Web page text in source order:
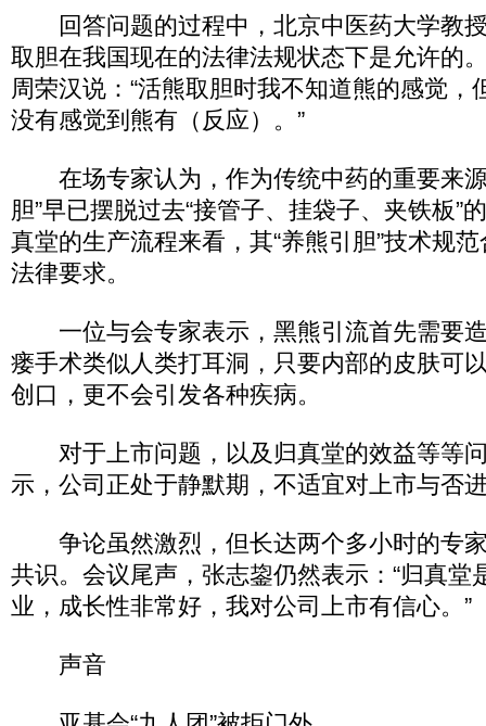
回答问题的过程中，北京中医药大学教
取胆在我国现在的法律法规状态下是允许的
周荣汉说：“活熊取胆时我不知道熊的感觉，
没有感觉到熊有（反应）。”
在场专家认为，作为传统中药的重要来源
胆”早已摆脱过去“接管子、挂袋子、夹铁板”
真堂的生产流程来看，其“养熊引胆”技术规
法律要求。
一位与会专家表示，黑熊引流首先需要
瘘手术类似人类打耳洞，只要内部的皮肤可
创口，更不会引发各种疾病。
对于上市问题，以及归真堂的效益等等
示，公司正处于静默期，不适宜对上市与否
争论虽然激烈，但长达两个多小时的专
共识。会议尾声，张志鋆仍然表示：“归真堂
业，成长性非常好，我对公司上市有信心。”
声音